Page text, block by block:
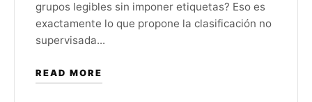
grupos legibles sin imponer etiquetas? Eso es
exactamente lo que propone la clasificación no
supervisada...
READ MORE